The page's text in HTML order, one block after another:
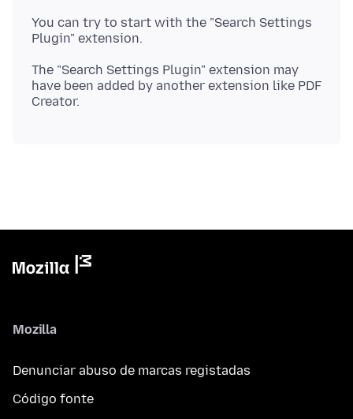
You can try to start with the "Search Settings
Plugin" extension.
The "Search Settings Plugin" extension may
have been added by another extension like PDF
Mozilla
Denunciar abuso de marcas registadas
Código fonte